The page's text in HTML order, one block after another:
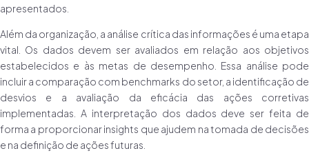
apresentados.
Além da organização, a análise crítica das informações é uma etapa
vital. Os dados devem ser avaliados em relação aos objetivos
estabelecidos e às metas de desempenho. Essa análise pode
incluir a comparação com benchmarks do setor, a identificação de
desvios e a avaliação da eficácia das ações corretivas
implementadas. A interpretação dos dados deve ser feita de
forma a proporcionar insights que ajudem na tomada de decisões
e na definição de ações futuras.